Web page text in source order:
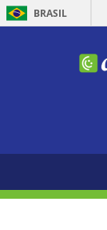
BRASIL